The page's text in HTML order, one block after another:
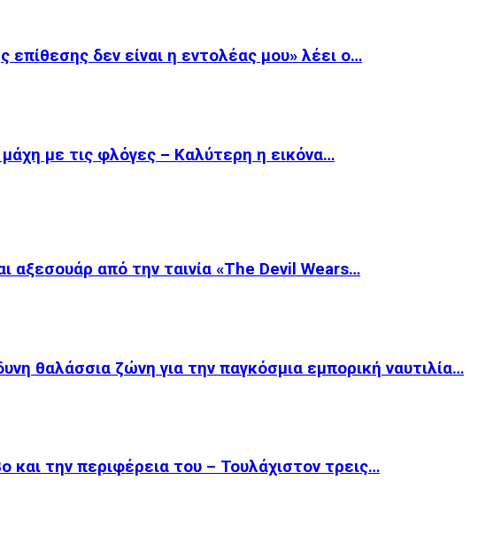
δεν είναι η εντολέας μου» λέει ο…
με τις φλόγες – Καλύτερη η εικόνα…
αξεσουάρ από την ταινία «The Devil Wears…
θαλάσσια ζώνη για την παγκόσμια εμπορική ναυτιλία…
και την περιφέρεια του – Τουλάχιστον τρεις…